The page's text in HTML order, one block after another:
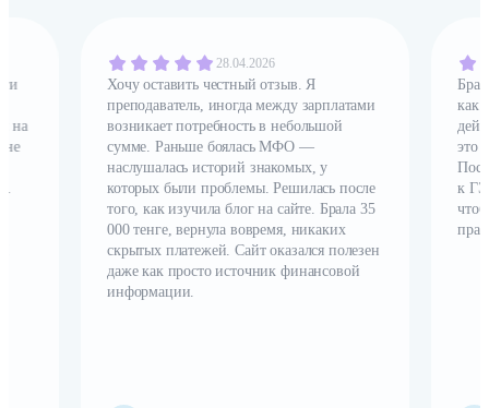
на
не
28.04.2026
Хочу оставить честный отзыв. Я
преподаватель, иногда между зарплатами
возникает потребность в небольшой
сумме. Раньше боялась МФО —
наслушалась историй знакомых, у
которых были проблемы. Решилась после
того, как изучила блог на сайте. Брала 35
000 тенге, вернула вовремя, никаких
скрытых платежей. Сайт оказался полезен
даже как просто источник финансовой
информации.
как
это
к